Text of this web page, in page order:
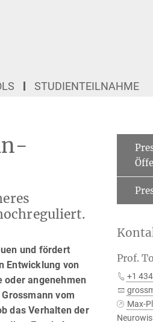
STUDIENTEILNAHME
und fördert
Entwicklung von
oder angenehmen
vom
das Verhalten der
Prof.
+1
Max-